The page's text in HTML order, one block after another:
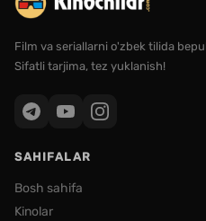
Film va seriallarni o'zbek tilida
Sifatli tarjima, tez yuklanish!
SAHIFALAR
Bosh sahifa
Kinolar